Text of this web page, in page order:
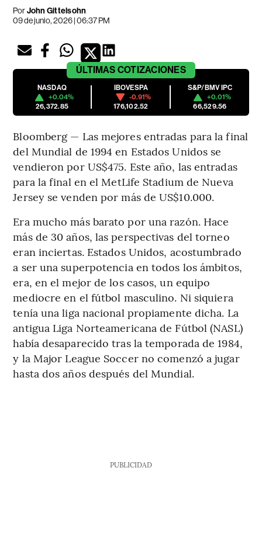
PorJohn Gittelsohn
09 de junio, 2026 | 06:37 PM
ÚLTIMAS COTIZACIONES
NASDAQ
+0.04%
26,372.85
IBOVESPA
-0.91%
176,102.52
S&P/BMV IPC
+0.01%
66,529.56
Bloomberg — Las mejores entradas para la final
del Mundial de 1994 en Estados Unidos se
vendieron por US$475. Este año, las entradas
para la final en el MetLife Stadium de Nueva
Jersey se venden por más de US$10.000.
Era mucho más barato por una razón. Hace
más de 30 años, las perspectivas del torneo
eran inciertas. Estados Unidos, acostumbrado
a ser una superpotencia en todos los ámbitos,
era, en el mejor de los casos, un equipo
mediocre en el fútbol masculino. Ni siquiera
tenía una liga nacional propiamente dicha. La
antigua Liga Norteamericana de Fútbol (NASL)
había desaparecido tras la temporada de 1984,
y la Major League Soccer no comenzó a jugar
hasta dos años después del Mundial.
PUBLICIDAD